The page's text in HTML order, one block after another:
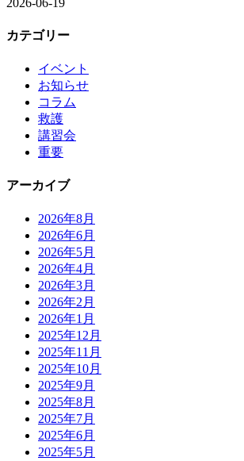
2026-06-19
カテゴリー
イベント
お知らせ
コラム
救護
講習会
重要
アーカイブ
2026年8月
2026年6月
2026年5月
2026年4月
2026年3月
2026年2月
2026年1月
2025年12月
2025年11月
2025年10月
2025年9月
2025年8月
2025年7月
2025年6月
2025年5月